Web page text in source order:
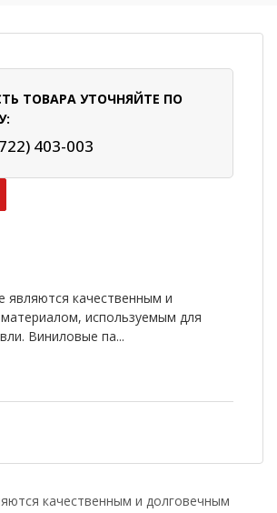
ТОВАРА УТОЧНЯЙТЕ ПО
403-003
являются качественным и
используемым для
Виниловые па...
качественным и долговечным